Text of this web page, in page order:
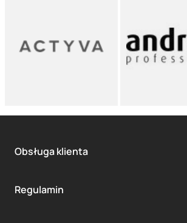
Obsługa klienta
Regulamin